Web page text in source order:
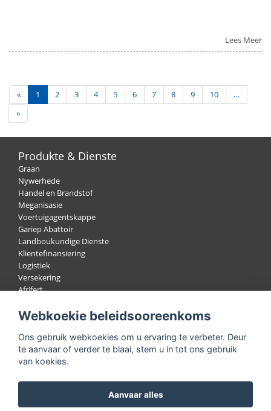
Lees Meer
« 1 2 3 4 5 6 7 8 9 10
…
»
Produkte & Dienste
Graan
Nywerhede
Handel en Brandstof
Meganisasie
Voertuigagentskappe
Gariep Abattoir
Landboukundige Dienste
Klientefinansiering
Logistiek
Versekering
Afrifert
Bokhaar
Veilings
Nuus
Webkoekie beleidsooreenkoms
Ons gebruik webkoekies om u ervaring te verbeter. Deur
te aanvaar of verder te blaai, stem u in tot ons gebruik
van koekies.
Aanvaar alles